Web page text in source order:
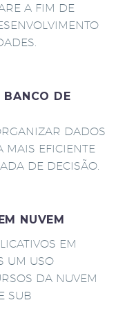
A FIM DE
BANCO DE
DADOS
MAIS EFICIENTE
DE DECISÃO.
NUVEM
EM
UM USO
DA NUVEM
SUB